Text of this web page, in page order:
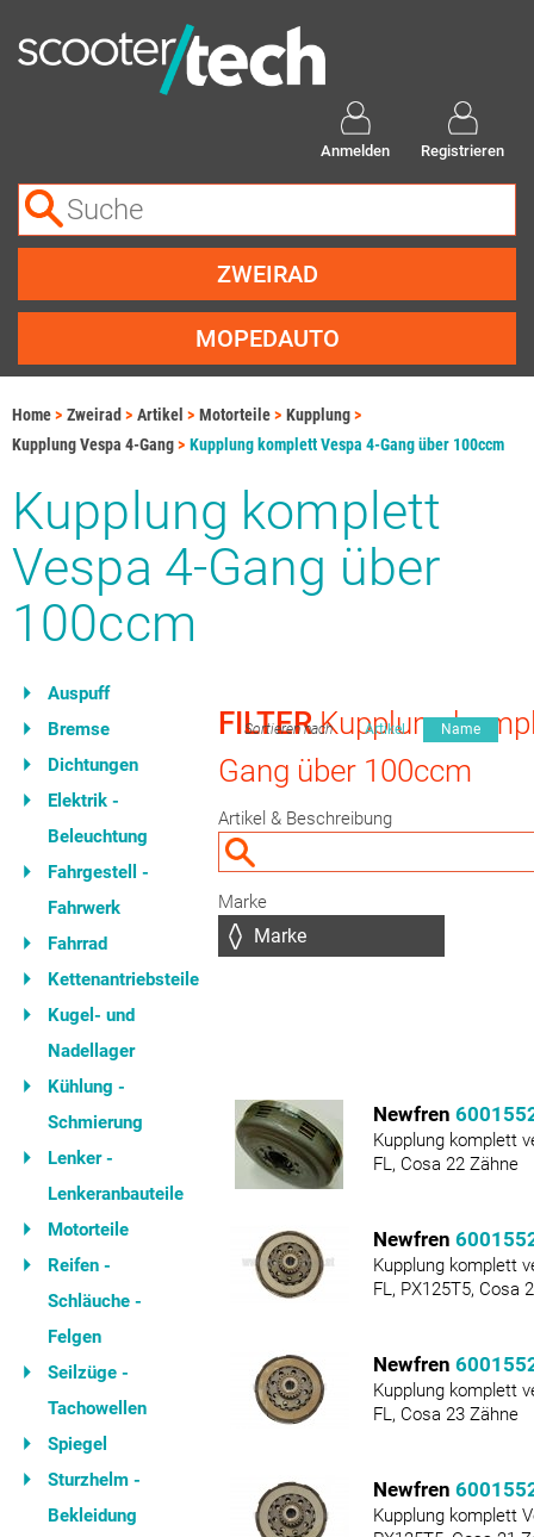
Anmelden Registrieren
ZWEIRAD
MOPEDAUTO
Home Zweirad Artikel Motorteile
Kupplung
Kupplung Vespa 4-Gang
Kupplung komplett Vespa 4-Gang über 100ccm
Kupplung komplett
Vespa 4-Gang über
100ccm
Auspuff
Bremse
Dichtungen
Elektrik -
Beleuchtung
Fahrgestell -
Fahrwerk
Fahrrad
Kettenantriebsteile
Kugel- und
Nadellager
Kühlung -
Schmierung
Lenker -
Lenkeranbauteile
Motorteile
Reifen -
Schläuche -
Felgen
Seilzüge -
Tachowellen
Spiegel
Sturzhelm -
Bekleidung
FILTERKupplung
Gang über 100ccm
Sortieren nach Artikel Name
Artikel & Beschreibung
Marke
Newfren
Kupplung komplett
FL, Cosa 22 Zähne
Newfren
Kupplung komplett
FL, PX125T5, Cosa
Newfren
Kupplung komplett
FL, Cosa 23 Zähne
Newfren
Kupplung komplett